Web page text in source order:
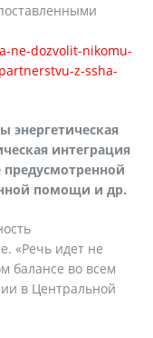
ne-dozvolit-nikomu-
z-ssha-
энергетическая
интеграция
помощи и др.
«Речь идет не
балансе во всем
в Центральной